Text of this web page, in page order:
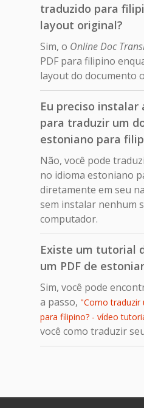
traduzido para
layout original?
Sim, o Online Doc
PDF para filipino
layout do documento
Eu preciso
para traduzir um
estoniano para
Não, você pode
no idioma estoniano
diretamente em seu
sem instalar nenhum
computador.
Existe um tutorial
um PDF de
Sim, você pode
a passo, "Como traduzir
para filipino? - vídeo
você como traduzir